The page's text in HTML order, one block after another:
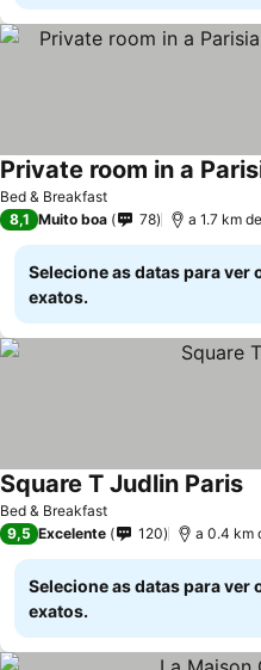
Bed & Breakfast
8,1 Muito boa 78 a 1.7 km
Selecione as datas para ver
exatos.
Bed & Breakfast
Square T Judlin Paris
9,5 Excelente 120 a 0.4 km
Selecione as datas para ver
exatos.